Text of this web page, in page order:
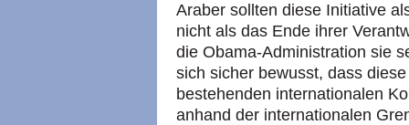
Araber sollten diese Initiative
nicht als das Ende ihrer
die Obama-Administration sie
sich sicher bewusst, dass
bestehenden internationalen
anhand der internationalen